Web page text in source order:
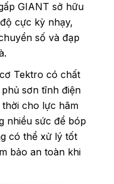
GIANT sở hữu
cực kỳ nhạy,
số và đạp
Tektro có chất
sơn tĩnh điện
cho lực hãm
nhiều sức để bóp
có thể xử lý tốt
bảo an toàn khi